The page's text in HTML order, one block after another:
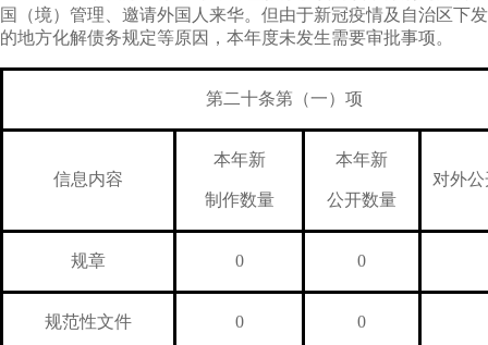
国（境）管理、邀请外国人来华。但由于新冠疫情及自治区下发
的地方化解债务规定等原因，本年度未发生需要审批事项。
第二十条第（一）项
信息内容
本年新
制作数量
本年新
公开数量
对外
规章 0 0
规范性文件 0 0